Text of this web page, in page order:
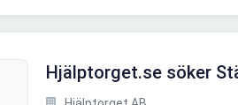
Hjälptorget.se söker